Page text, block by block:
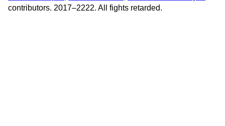
contributors. 2017–2222. All fights retarded.